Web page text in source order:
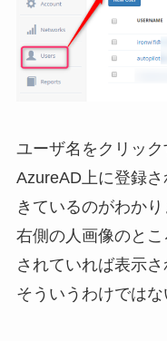
ユーザ名をクリック
AzureAD上に登録
きているのがわかり
右側の人画像のと
されていれば表示さ
そういうわけでは